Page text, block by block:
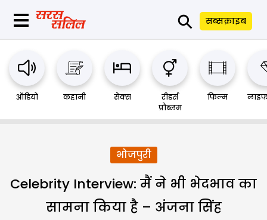
⚲ सब्सक्राइब
ऑडियो कहानी सेक्स
रीडर्स
प्रौब्लम
फिल्म
भोजपुरी
Celebrity Interview: मैं ने भी भेदभाव का
सामना किया है – अंजना सिंह